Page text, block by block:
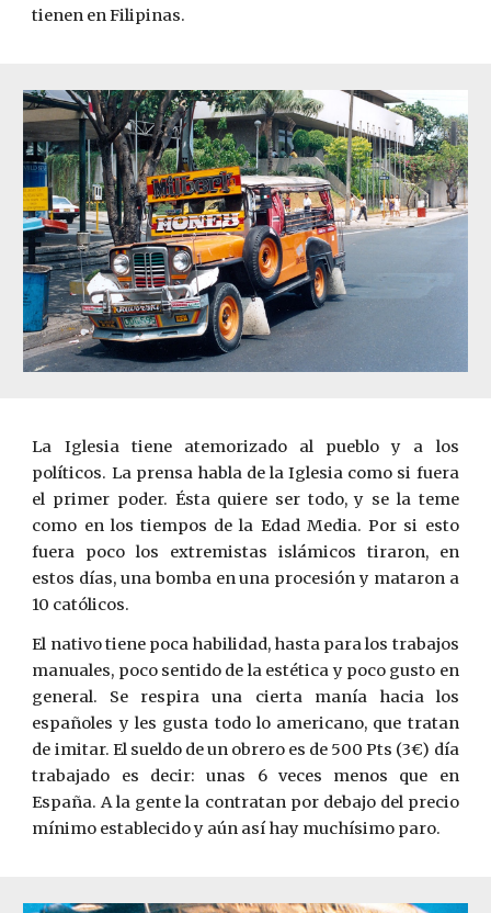
tienen en Filipinas.
La Iglesia tiene atemorizado al pueblo y a los
políticos. La prensa habla de la Iglesia como si fuera
el primer poder. Ésta quiere ser todo, y se la teme
como en los tiempos de la Edad Media. Por si esto
fuera poco los extremistas islámicos tiraron, en
estos días, una bomba en una procesión y mataron a
10 católicos.
El nativo tiene poca habilidad, hasta para los trabajos
manuales, poco sentido de la estética y poco gusto en
general. Se respira una cierta manía hacia los
españoles y les gusta todo lo americano, que tratan
de imitar. El sueldo de un obrero es de 500 Pts (3€) día
trabajado es decir: unas 6 veces menos que en
España. A la gente la contratan por debajo del pre­cio
mínimo establecido y aún así hay muchísimo paro.